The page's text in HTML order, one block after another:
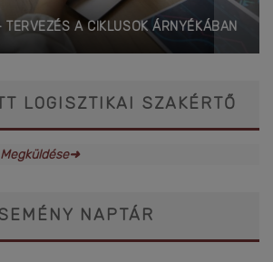
TERVEZÉS A CIKLUSOK ÁRNYÉKÁBAN
LOGISZTIKAI SZAKÉRTŐ
NAPTÁR